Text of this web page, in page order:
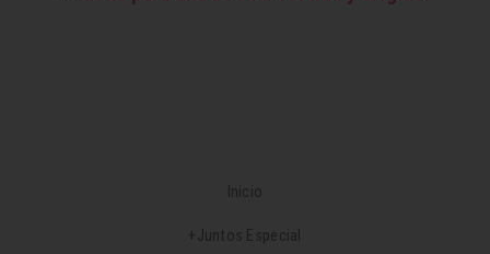
Inicio
+Juntos Especial